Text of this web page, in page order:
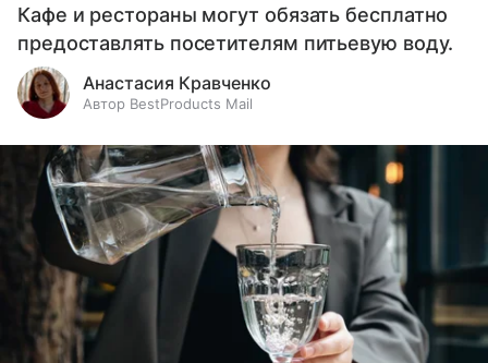
Кафе и рестораны могут обязать бесплатно
предоставлять посетителям питьевую воду.
Анастасия Кравченко
Автор BestProducts Mail